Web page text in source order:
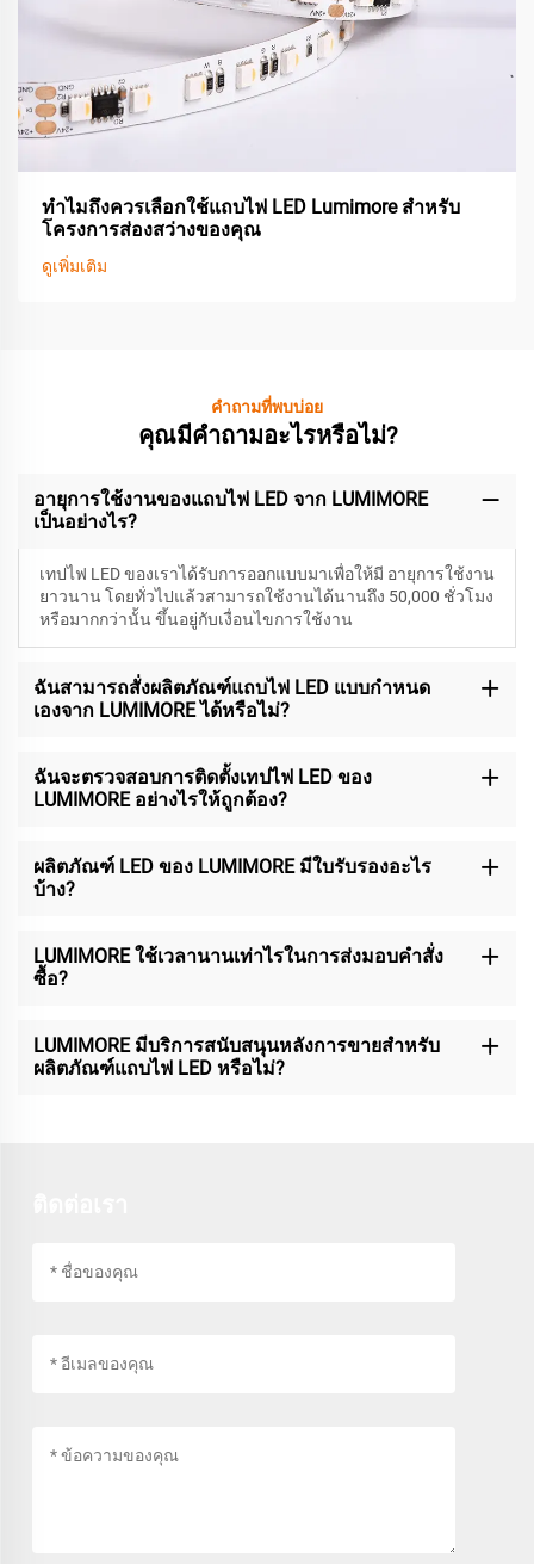
ทำไมถึงควรเลือกใช้แถบไฟ LED Lumimore สำหรับ
โครงการส่องสว่างของคุณ
ดูเพิ่มเติม
คำถามที่พบบ่อย
คุณมีคำถามอะไรหรือไม่?
อายุการใช้งานของแถบไฟ LED จาก LUMIMORE
เป็นอย่างไร?
เทปไฟ LED ของเราได้รับการออกแบบมาเพื่อให้มี อายุการใช้งาน
ยาวนาน โดยทั่วไปแล้วสามารถใช้งานได้นานถึง 50,000 ชั่วโมง
หรือมากกว่านั้น ขึ้นอยู่กับเงื่อนไขการใช้งาน
ฉันสามารถสั่งผลิตภัณฑ์แถบไฟ LED แบบกำหนด
เองจาก LUMIMORE ได้หรือไม่?
ฉันจะตรวจสอบการติดตั้งเทปไฟ LED ของ
LUMIMORE อย่างไรให้ถูกต้อง?
ผลิตภัณฑ์ LED ของ LUMIMORE มีใบรับรองอะไร
บ้าง?
LUMIMORE ใช้เวลานานเท่าไรในการส่งมอบคำสั่ง
ซื้อ?
LUMIMORE มีบริการสนับสนุนหลังการขายสำหรับ
ผลิตภัณฑ์แถบไฟ LED หรือไม่?